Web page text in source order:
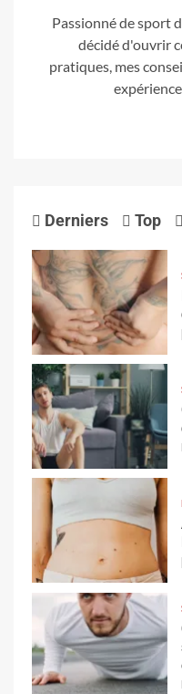
Passionné de sport
décidé d'ouvrir
pratiques, mes
Derniers Top